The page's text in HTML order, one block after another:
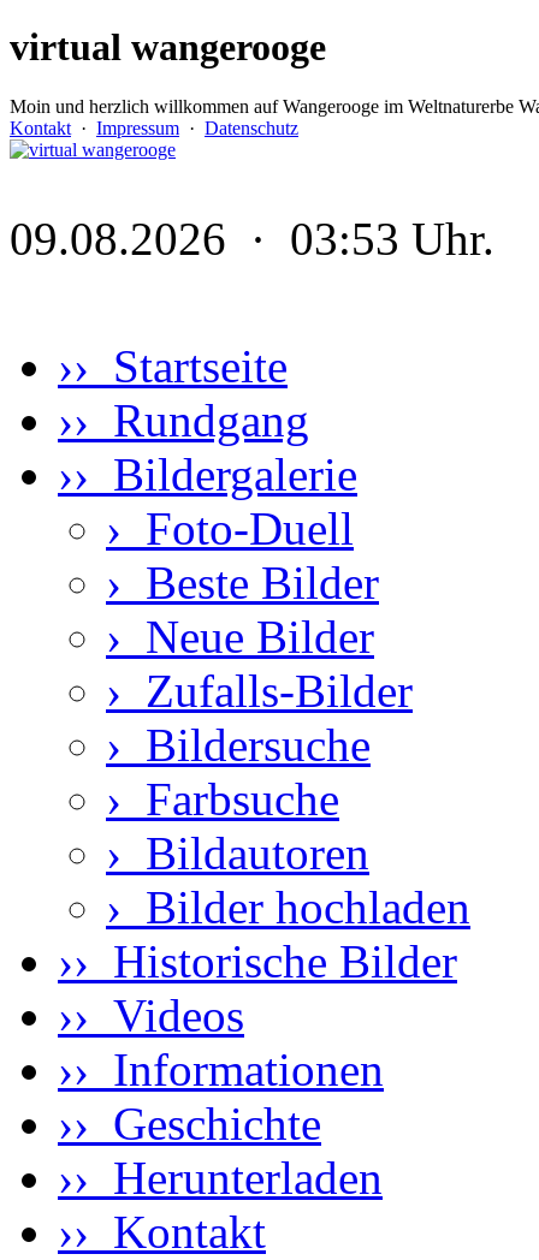
virtual wangerooge
Moin und herzlich willkommen auf Wangerooge im Weltnaturerbe
Kontakt · Impressum · Datenschutz
09.08.2026 · 03:53 Uhr.
›› Startseite
›› Rundgang
›› Bildergalerie
› Foto-Duell
› Beste Bilder
› Neue Bilder
› Zufalls-Bilder
› Bildersuche
› Farbsuche
› Bildautoren
› Bilder hochladen
›› Historische Bilder
›› Videos
›› Informationen
›› Geschichte
›› Herunterladen
›› Kontakt